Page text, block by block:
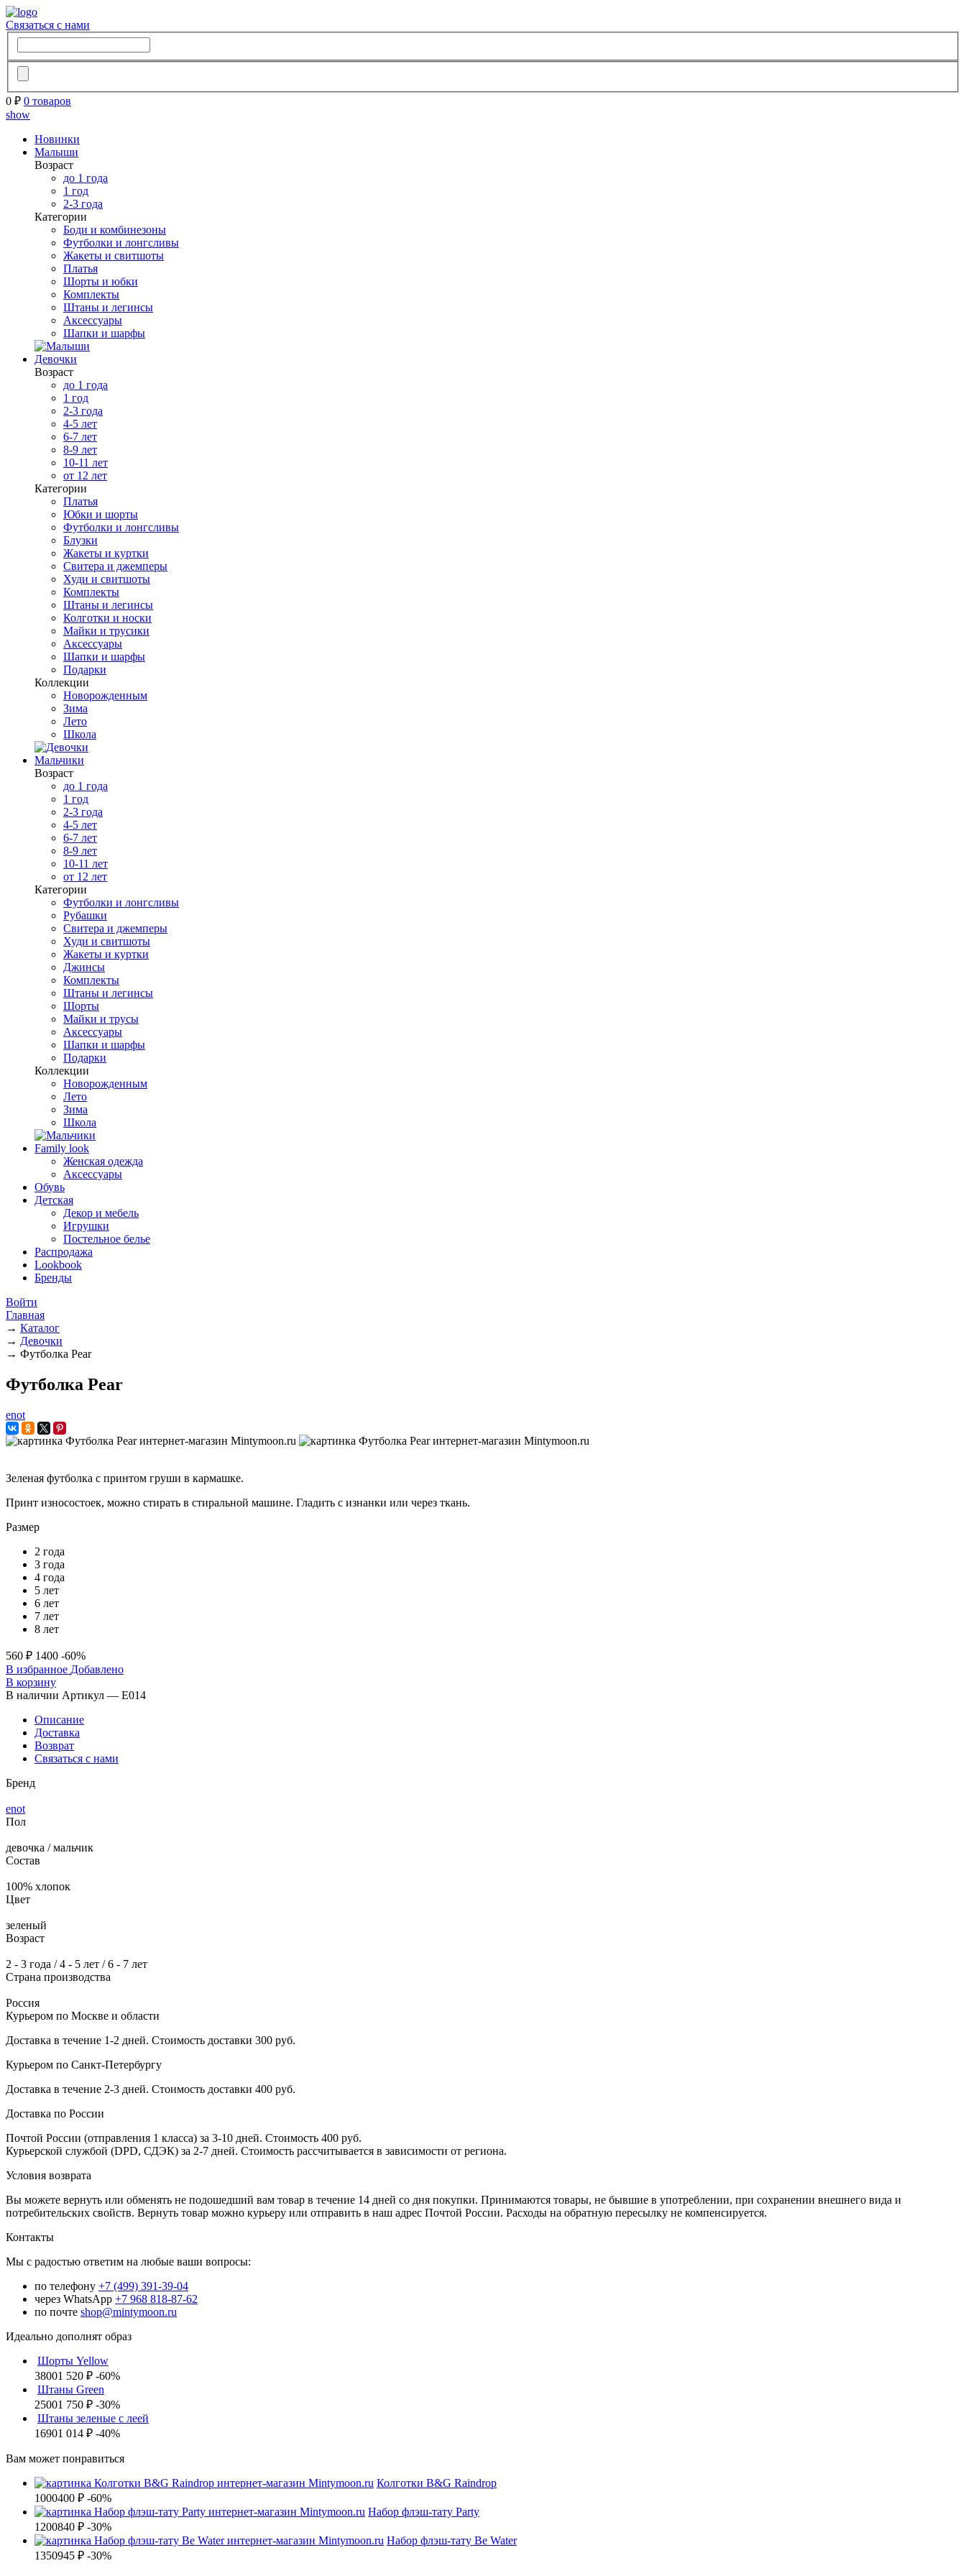
Связаться с нами
0 ₽ 0 товаров
show
Новинки
Малыши
Возраст
до 1 года
1 год
2-3 года
Категории
Боди и комбинезоны
Футболки и лонгсливы
Жакеты и свитшоты
Платья
Шорты и юбки
Комплекты
Штаны и легинсы
Аксессуары
Шапки и шарфы
Девочки
Возраст
до 1 года
1 год
2-3 года
4-5 лет
6-7 лет
8-9 лет
10-11 лет
от 12 лет
Категории
Платья
Юбки и шорты
Футболки и лонгсливы
Блузки
Жакеты и куртки
Свитера и джемперы
Худи и свитшоты
Комплекты
Штаны и легинсы
Колготки и носки
Майки и трусики
Аксессуары
Шапки и шарфы
Подарки
Коллекции
Новорожденным
Зима
Лето
Школа
Мальчики
Возраст
до 1 года
1 год
2-3 года
4-5 лет
6-7 лет
8-9 лет
10-11 лет
от 12 лет
Категории
Футболки и лонгсливы
Рубашки
Свитера и джемперы
Худи и свитшоты
Жакеты и куртки
Джинсы
Комплекты
Штаны и легинсы
Шорты
Майки и трусы
Аксессуары
Шапки и шарфы
Подарки
Коллекции
Новорожденным
Лето
Зима
Школа
Family look
Женская одежда
Аксессуары
Обувь
Детская
Декор и мебель
Игрушки
Постельное белье
Распродажа
Lookbook
Бренды
Войти
Главная
→ Каталог
→ Девочки
→ Футболка Pear
Футболка Pear
enot
Зеленая футболка с принтом груши в кармашке.
Принт износостоек, можно стирать в стиральной машине. Гладить с изнанки или через ткань.
Размер
2 года
3 года
4 года
5 лет
6 лет
7 лет
8 лет
560 ₽ 1400 -60%
В избранное Добавлено
В корзину
В наличии Артикул — E014
Описание
Доставка
Возврат
Связаться с нами
Бренд
enot
Пол
девочка / мальчик
Состав
100% хлопок
Цвет
зеленый
Возраст
2 - 3 года / 4 - 5 лет / 6 - 7 лет
Страна производства
Россия
Курьером по Москве и области
Доставка в течение 1-2 дней. Стоимость доставки 300 руб.
Курьером по Санкт-Петербургу
Доставка в течение 2-3 дней. Стоимость доставки 400 руб.
Доставка по России
Почтой России (отправления 1 класса) за 3-10 дней. Стоимость 400 руб.
Курьерской службой (DPD, СДЭК) за 2-7 дней. Стоимость рассчитывается в зависимости от региона.
Условия возврата
Вы можете вернуть или обменять не подошедший вам товар в течение 14 дней со дня покупки. Принимаются товары, не бывшие в употреблении, при сохранении внешнего вида и
потребительских свойств. Вернуть товар можно курьеру или отправить в наш адрес Почтой России. Расходы на обратную пересылку не компенсируется.
Контакты
Мы с радостью ответим на любые ваши вопросы:
по телефону +7 (499) 391-39-04
через WhatsApp +7 968 818-87-62
по почте shop@mintymoon.ru
Идеально дополнят образ
Шорты Yellow
38001 520 ₽ -60%
Штаны Green
25001 750 ₽ -30%
Штаны зеленые с леей
16901 014 ₽ -40%
Вам может понравиться
Колготки B&G Raindrop
1000400 ₽ -60%
Набор флэш-тату Party
1200840 ₽ -30%
Набор флэш-тату Be Water
1350945 ₽ -30%